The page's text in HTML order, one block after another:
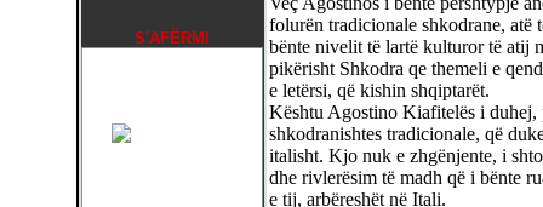
S'AFËRMI
folurën tradicionale shkodrane, atë
bënte nivelit të lartë kulturor të atij
pikërisht Shkodra qe themeli e
e letërsi, që kishin shqiptarët.
Kështu Agostino Kiafitelës i duhej,
shkodranishtes tradicionale, që
italisht. Kjo nuk e zhgënjente, i
dhe rivlerësim të madh që i bënte
e tij, arbëreshët në Itali.